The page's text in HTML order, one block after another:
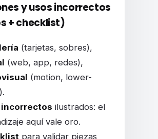
y usos incorrectos
+ checklist)
(tarjetas, sobres),
(web, app, redes),
(motion, lower-
incorrectos ilustrados: el
aquí vale oro.
para validar piezas